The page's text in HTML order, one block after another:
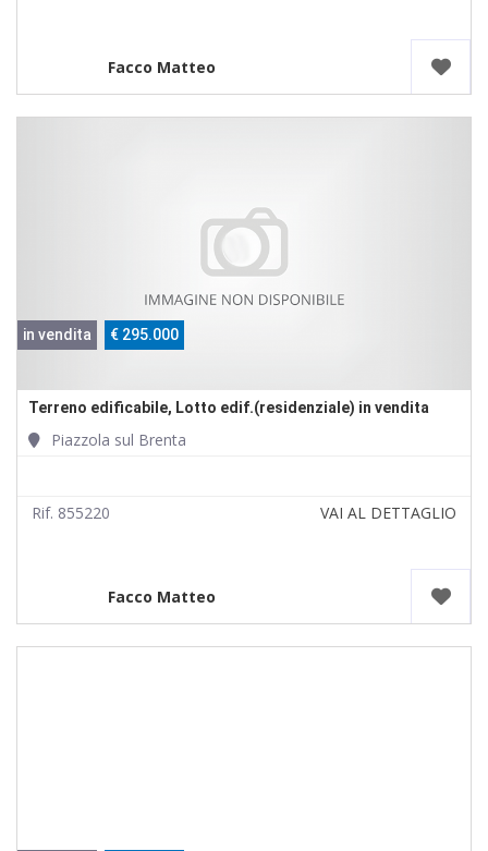
Facco Matteo
in vendita € 295.000
Terreno edificabile, Lotto edif.(residenziale) in vendita
Piazzola sul Brenta
Rif. 855220 VAI AL DETTAGLIO
Facco Matteo